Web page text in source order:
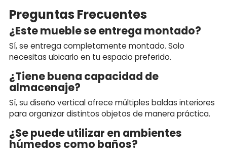
Preguntas Frecuentes
¿Este mueble se entrega montado?
Sí, se entrega completamente montado. Solo
necesitas ubicarlo en tu espacio preferido.
¿Tiene buena capacidad de
almacenaje?
Sí, su diseño vertical ofrece múltiples baldas interiores
para organizar distintos objetos de manera práctica.
¿Se puede utilizar en ambientes
húmedos como baños?